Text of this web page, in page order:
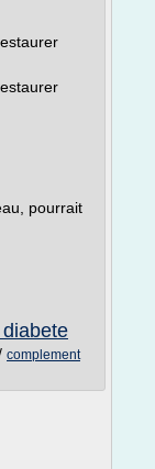
pourrait
complement